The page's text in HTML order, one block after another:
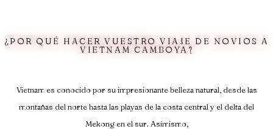
¿POR QUÉ HACER VUESTRO VIAJE DE NOVIOS A
VIETNAM CAMBOYA?
Vietnam es conocido por su impresionante belleza natural, desde las
montañas del norte hasta las playas de la costa central y el delta del
Mekong en el sur. Asimismo,